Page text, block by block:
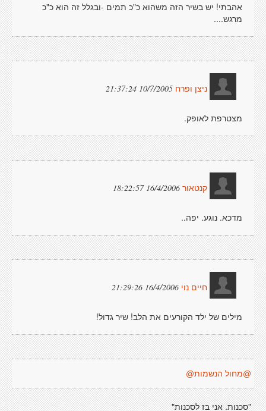
אהבתי! יש בשיר הזה משהוא כ"כ תמים -ובגלל זה הוא כ"כ
מרגש....
ניצן ופרח 10/7/2005 21:37:24
מצטרפת לאופק.
קנטאור 16/4/2006 18:22:57
מדכא. נוגע. יפה..
חיים נוי 16/4/2006 21:29:26
מילים של ילד הקורעים את הלב! שיר גדול!
@מחול הנשמות@
"סכנות. אני בז לסכנות"